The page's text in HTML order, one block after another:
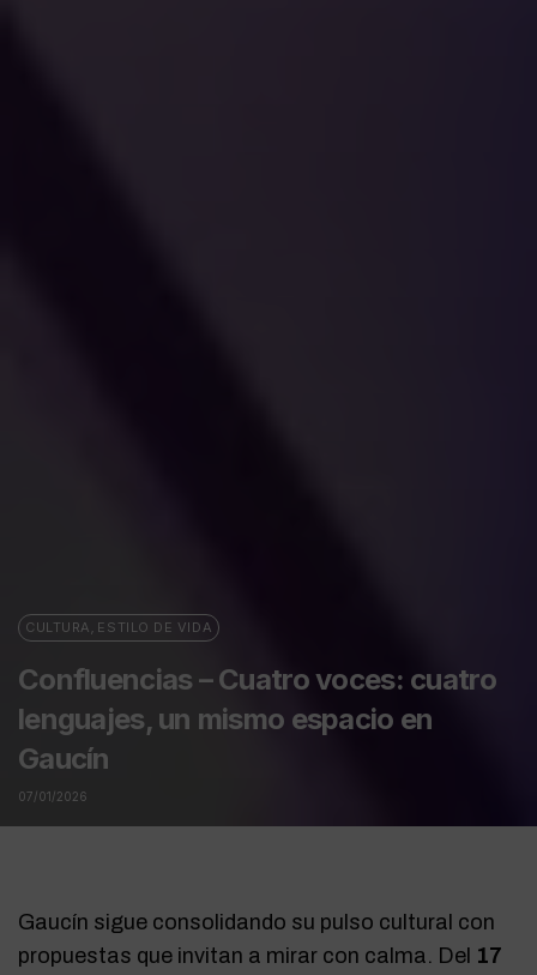
CULTURA , ESTILO DE VIDA
Confluencias – Cuatro voces: cuatro
lenguajes, un mismo espacio en
Gaucín
07/01/2026
Gaucín sigue consolidando su pulso cultural con
propuestas que invitan a mirar con calma. Del 17